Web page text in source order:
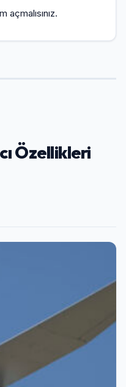
açmalısınız.
Özellikleri